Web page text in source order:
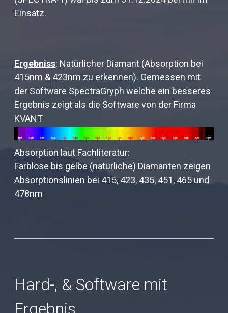
Einsatz.
Ergebniss: Natürlicher Diamant (Absorption bei
415nm & 423nm zu erkennen). Gemessen mit
der Software SpectraGryph welche ein besseres
Ergebnis zeigt als die Software von der Firma
KVANT
Absorption laut Fachliteratur:
Farblose bis gelbe (natürliche) Diamanten zeigen
Absorptionslinien bei 415, 423, 435, 451, 465 und
478nm
Hard-, & Software mit